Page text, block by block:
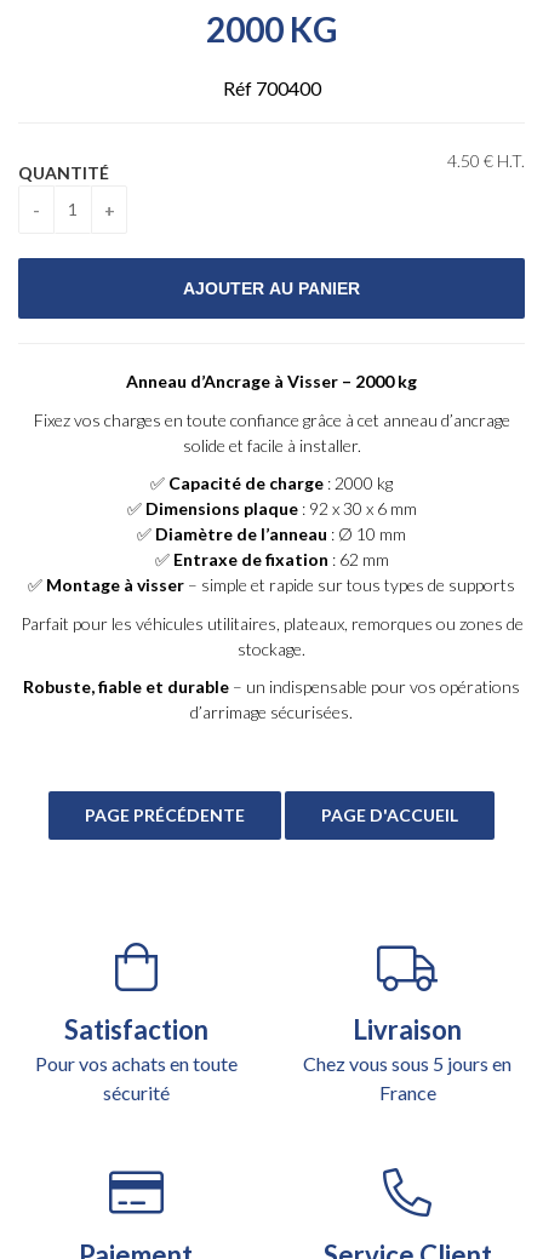
2000 KG
Réf 700400
4.50 € H.T.
QUANTITÉ
Anneau d’Ancrage à Visser – 2000 kg
Fixez vos charges en toute confiance grâce à cet anneau d’ancrage
solide et facile à installer.
✅ Capacité de charge : 2000 kg
✅ Dimensions plaque: 92 x 30 x 6 mm
✅ Diamètre de l’anneau : Ø 10 mm
✅ Entraxe de fixation : 62 mm
✅ Montage à visser – simple et rapide sur tous types de supports
Parfait pour les véhicules utilitaires, plateaux, remorques ou zones de
stockage.
Robuste, fiable et durable – un indispensable pour vos opérations
d’arrimage sécurisées.
Satisfaction
Pour vos achats en toute
sécurité
Livraison
Chez vous sous 5 jours en
France